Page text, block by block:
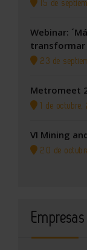
15 de
Webinar:
transformar
23 de
Metromeet
1 de
VI Mining
20 de
Empresas